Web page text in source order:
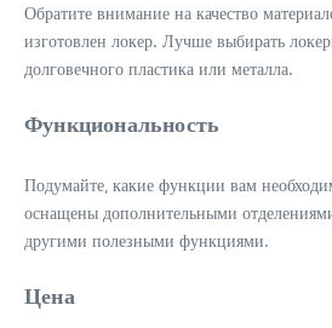
Обратите внимание на качество
изготовлен локер. Лучше выбирать
долговечного пластика или металла.
Функциональность
Подумайте‚ какие функции вам
оснащены дополнительными
другими полезными функциями.
Цена